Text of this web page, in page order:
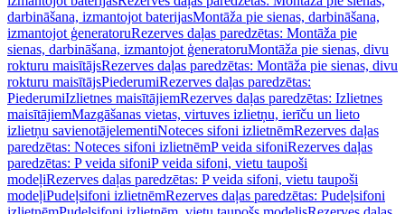
darbināšana, izmantojot baterijasMontāža pie sienas, darbināšana,
izmantojot ģeneratoruRezerves daļas paredzētas: Montāža pie
sienas, darbināšana, izmantojot ģeneratoruMontāža pie sienas, divu
rokturu maisītājsRezerves daļas paredzētas: Montāža pie sienas, divu
rokturu maisītājsPiederumiRezerves daļas paredzētas:
PiederumiIzlietnes maisītājiemRezerves daļas paredzētas: Izlietnes
maisītājiemMazgāšanas vietas, virtuves izlietņu, ierīču un lieto
izlietņu savienotājelementiNoteces sifoni izlietnēmRezerves daļas
paredzētas: Noteces sifoni izlietnēmP veida sifoniRezerves daļas
paredzētas: P veida sifoniP veida sifoni, vietu taupoši
modeļiRezerves daļas paredzētas: P veida sifoni, vietu taupoši
modeļiPudeļsifoni izlietnēmRezerves daļas paredzētas: Pudeļsifoni